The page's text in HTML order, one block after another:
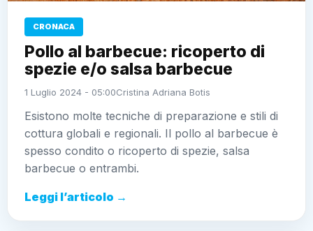
CRONACA
Pollo al barbecue: ricoperto di
spezie e/o salsa barbecue
1 Luglio 2024 - 05:00Cristina Adriana Botis
Esistono molte tecniche di preparazione e stili di
cottura globali e regionali. Il pollo al barbecue è
spesso condito o ricoperto di spezie, salsa
barbecue o entrambi.
Leggi l’articolo →